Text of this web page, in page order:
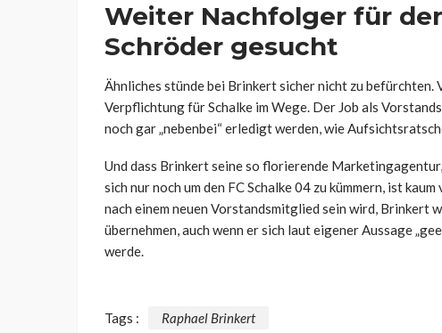
Weiter Nachfolger für
Schröder gesucht
Ähnliches stünde bei Brinkert sicher nicht zu befürchten.
Verpflichtung für Schalke im Wege. Der Job als
noch gar „nebenbei“ erledigt werden, wie
Und dass Brinkert seine so florierende
sich nur noch um den FC Schalke 04 zu kümmern, ist
nach einem neuen Vorstandsmitglied sein wird, Brinkert
übernehmen, auch wenn er sich laut eigener Aussage
werde.
Tags : Raphael Brinkert